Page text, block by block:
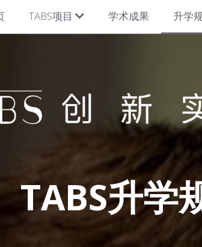
TABS项目 学术成果 升学
TABS升学